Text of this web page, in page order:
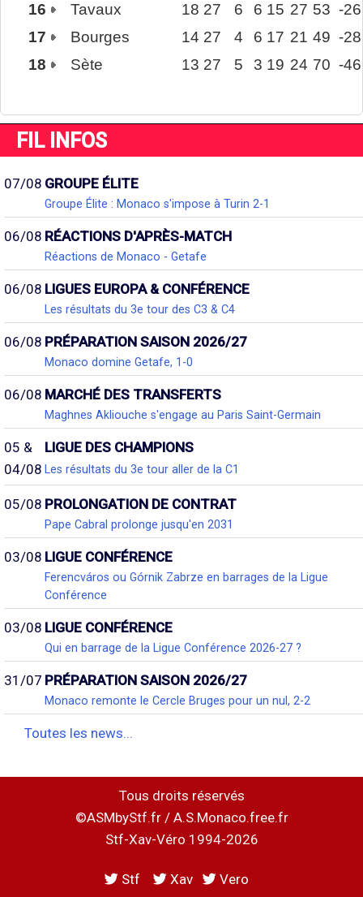
16 Tavaux 18 27 6 6 15 27 53 -26
17
Bourges 14 27 4 6 17 21 49 -28
18
Sète 13 27 5 3 19 24 70 -46
FIL INFOS
07/08 GROUPE ÉLITE
Groupe Élite : Monaco s'impose à Turin 2-1
06/08 RÉACTIONS D'APRÈS-MATCH
Réactions de Monaco - Getafe
06/08 LIGUES EUROPA & CONFÉRENCE
Les résultats du 3e tour des C3 & C4
06/08 PRÉPARATION SAISON 2026/27
Monaco domine Getafe, 1-0
06/08 MARCHÉ DES TRANSFERTS
Maghnes Akliouche s'engage au Paris Saint-Germain
05 &
04/08
LIGUE DES CHAMPIONS
Les résultats du 3e tour aller de la C1
05/08 PROLONGATION DE CONTRAT
Pape Cabral prolonge jusqu'en 2031
03/08 LIGUE CONFÉRENCE
Ferencváros ou Górnik Zabrze en barrages de la Ligue
Conférence
03/08 LIGUE CONFÉRENCE
Qui en barrage de la Ligue Conférence 2026-27 ?
31/07 PRÉPARATION SAISON 2026/27
Monaco remonte le Cercle Bruges pour un nul, 2-2
Toutes les news...
Tous droits réservés
©ASMbyStf.fr / A.S.Monaco.free.fr
Stf-Xav-Véro 1994-2026
Stf Xav
Vero